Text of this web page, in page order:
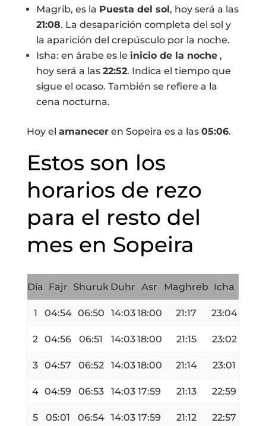
Magrib, es la Puesta del sol, hoy será a las
21:08. La desaparición completa del sol y
la aparición del crepúsculo por la noche.
Isha: en árabe es le inicio de la noche,
hoy será a las 22:52. Indica el tiempo que
sigue el ocaso. También se refiere a la
cena nocturna.
Hoy el amaneceren Sopeira es a las 05:06.
Estos son los
horarios de rezo
para el resto del
mes en Sopeira
Día Fajr Shuruk Duhr Asr Maghreb Icha
1 04:54 06:50 14:0318:00 21:17 23:04
2 04:56 06:51 14:0318:00 21:15 23:02
3 04:57 06:52 14:0318:00 21:14 23:01
4 04:59 06:53 14:03 17:59 21:13 22:59
5 05:01 06:54 14:03 17:59 21:12 22:57